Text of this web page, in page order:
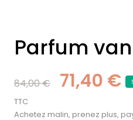
Parfum
84,00 € 71,40 €
TTC
Achetez malin, prenez plus,